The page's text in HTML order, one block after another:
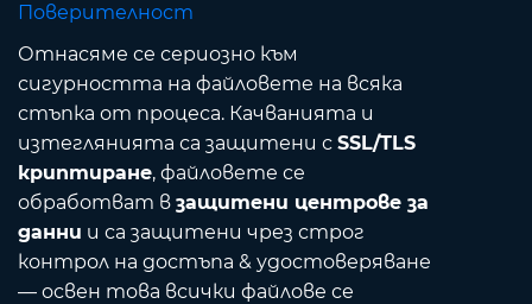
Поверителност
Отнасяме се сериозно към
сигурността на файловете на всяка
стъпка от процеса. Качванията и
изтеглянията са защитени с SSL/TLS
криптиране, файловете се
обработват в защитени центрове за
данни и са защитени чрез строг
контрол на достъпа & удостоверяване
— освен това всички файлове се